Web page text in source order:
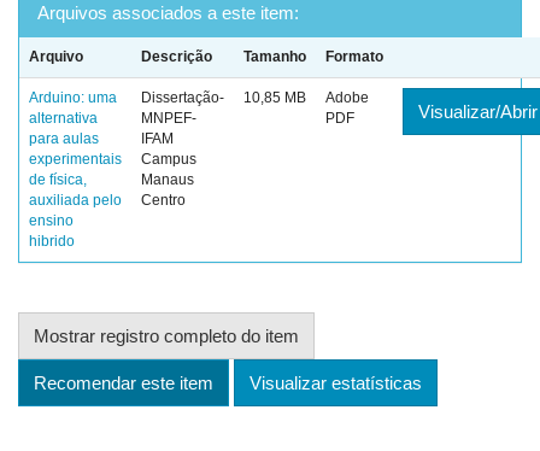
Arquivos associados a este item:
Arquivo Descrição Tamanho Formato
Arduino: uma
alternativa
para aulas
experimentais
de física,
auxiliada pelo
ensino
hibrido
Dissertação-
MNPEF-
IFAM
Campus
Manaus
Centro
10,85 MB
Adobe
PDF
Visualizar/Abrir
Mostrar registro completo do item
Recomendar este item Visualizar estatísticas